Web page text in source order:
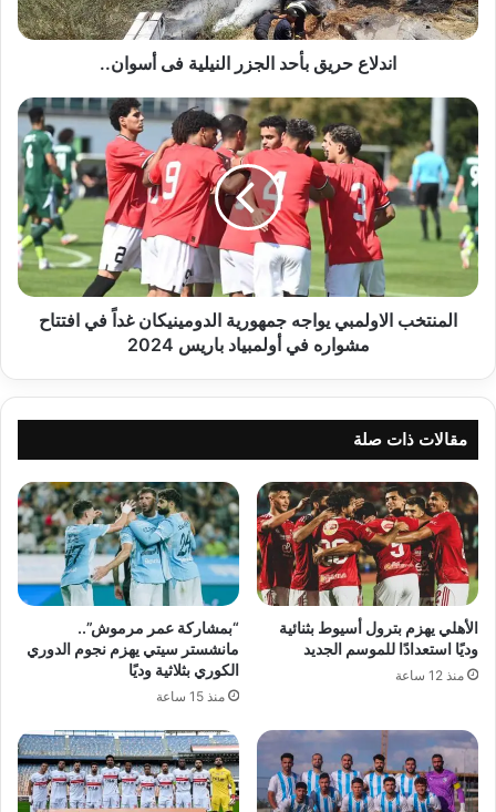
اندلاع حريق بأحد الجزر النيلية فى أسوان..
المنتخب
الاولمبي
يواجه
جمهورية
الدومينيكان
غداً
في
افتتاح
مشواره
المنتخب الاولمبي يواجه جمهورية الدومينيكان غداً في افتتاح
مشواره في أولمبياد باريس 2024
مقالات ذات صلة
الأهلي يهزم بترول أسيوط بثنائية
وديًا استعدادًا للموسم الجديد
منذ 12 ساعة
“بمشاركة عمر مرموش”..
مانشستر سيتي يهزم نجوم الدوري
الكوري بثلاثية وديًا
منذ 15 ساعة